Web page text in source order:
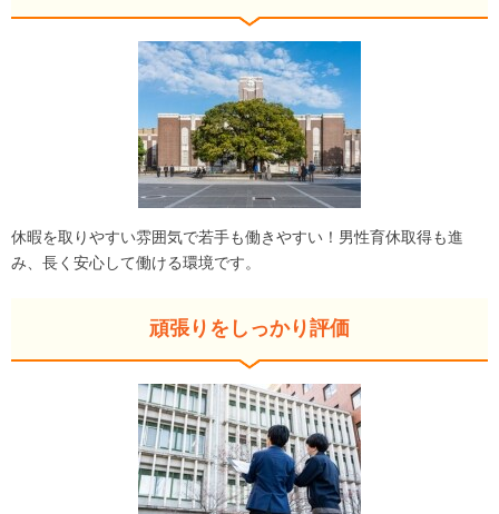
休暇を取りやすい雰囲気で若手も働きやすい！男性育休取得も進
み、長く安心して働ける環境です。
頑張りをしっかり評価